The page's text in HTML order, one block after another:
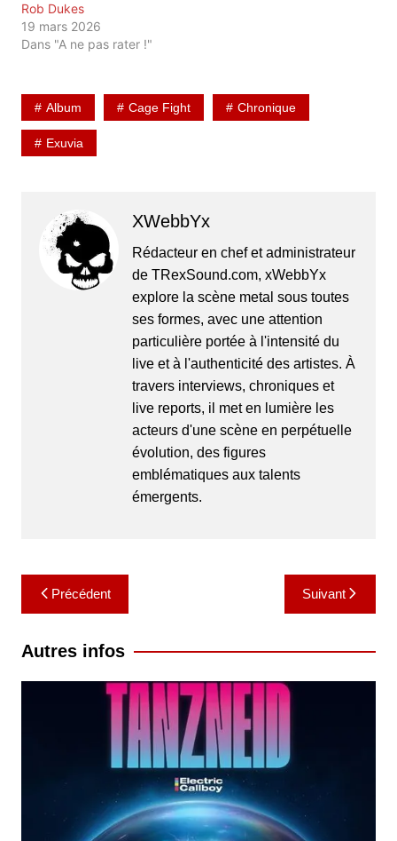
Rob Dukes
19 mars 2026
Dans "A ne pas rater !"
Album Cage Fight Chronique
Exuvia
XWebbYx
Rédacteur en chef et administrateur
de TRexSound.com, xWebbYx
explore la scène metal sous toutes
ses formes, avec une attention
particulière portée à l'intensité du
live et à l'authenticité des artistes. À
travers interviews, chroniques et
live reports, il met en lumière les
acteurs d'une scène en perpétuelle
évolution, des figures
emblématiques aux talents
émergents.
Navigation
de
l’article
Précédent Suivant
Autres infos